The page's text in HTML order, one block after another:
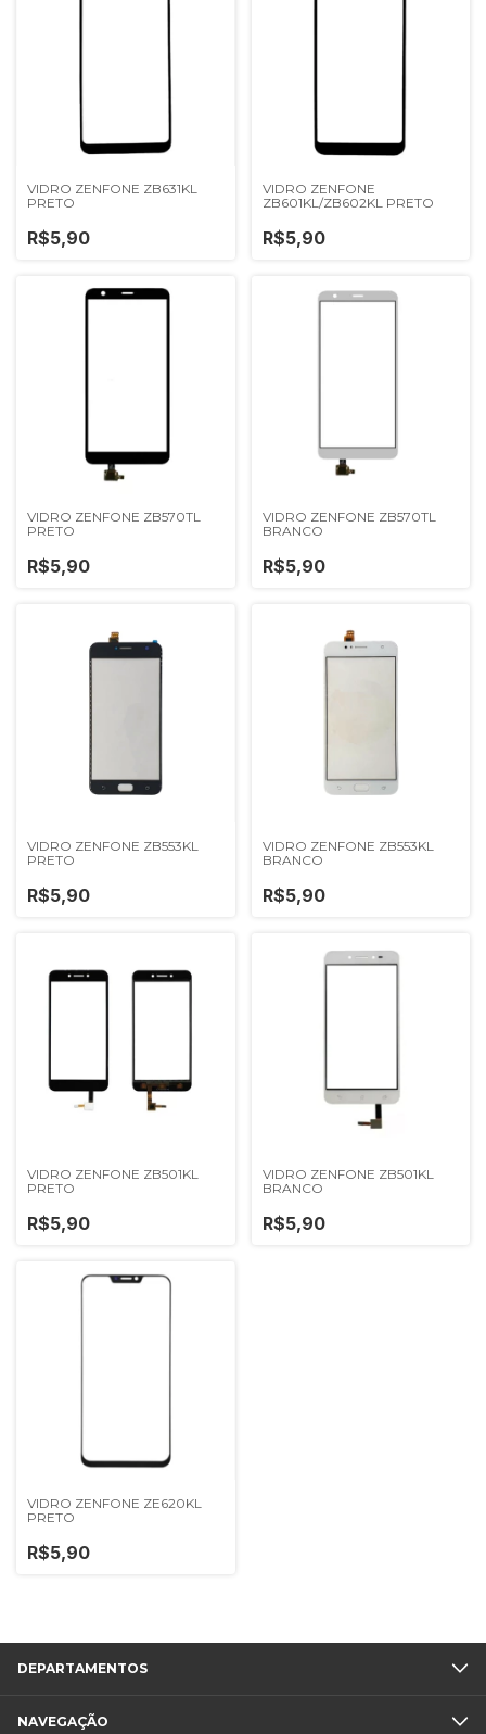
VIDRO ZENFONE ZB631KL
PRETO
R$5,90
VIDRO ZENFONE
ZB601KL/ZB602KL PRETO
R$5,90
VIDRO ZENFONE ZB570TL
PRETO
R$5,90
VIDRO ZENFONE ZB570TL
BRANCO
R$5,90
VIDRO ZENFONE ZB553KL
PRETO
R$5,90
VIDRO ZENFONE ZB553KL
BRANCO
R$5,90
VIDRO ZENFONE ZB501KL
PRETO
R$5,90
VIDRO ZENFONE ZB501KL
BRANCO
R$5,90
VIDRO ZENFONE ZE620KL
PRETO
R$5,90
DEPARTAMENTOS
NAVEGAÇÃO